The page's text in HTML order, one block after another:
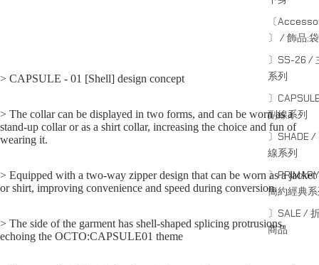
〔
〕 / 飾品;袋
〕SS-26 /
系列
〕
副線系列
〕SHADE /
線系列
〕
簡約經典
〕SALE /
商品
> CAPSULE - 01 [Shell] design concept
> The collar can be displayed in two forms, and can be worn as a
stand-up collar or as a shirt collar, increasing the choice and fun of
wearing it.
> Equipped with a two-way zipper design that can be worn as a jacket
or shirt, improving convenience and speed during conversion.
> The side of the garment has shell-shaped splicing protrusions,
echoing the OCTO:CAPSULE01 theme